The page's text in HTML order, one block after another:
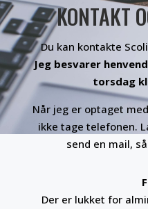
KONTAKT
Du kan kontakte
Jeg besvarer
torsdag
Når jeg er optaget
ikke tage telefonen.
send en mail,
Der er lukket for